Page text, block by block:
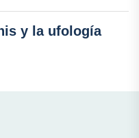
y la ufología